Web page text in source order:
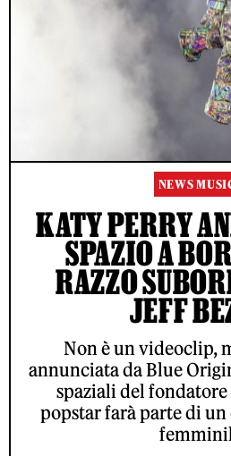
NEWS
KATY PERRY
SPAZIO A
RAZZO
JEFF
Non è un videoclip,
annunciata da Blue
spaziali del
popstar farà parte di